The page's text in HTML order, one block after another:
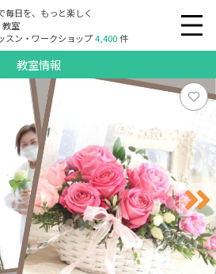
毎日を、もっと楽しく
教室
スン・ワークショップ4,400件
教室情報